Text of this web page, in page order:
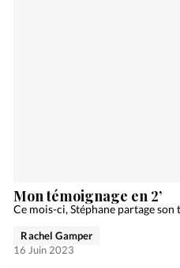
Mon témoignage en 2’
Ce mois-ci, Stéphane partage son
Rachel Gamper
16 Juin 2023